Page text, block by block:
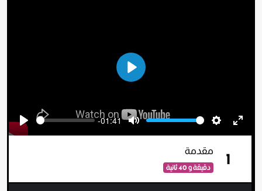
Play
Play
Seek -01:41
Mute
Volume
Settings
Enter
1 مقدمة
دقيقة و 40 ثانية